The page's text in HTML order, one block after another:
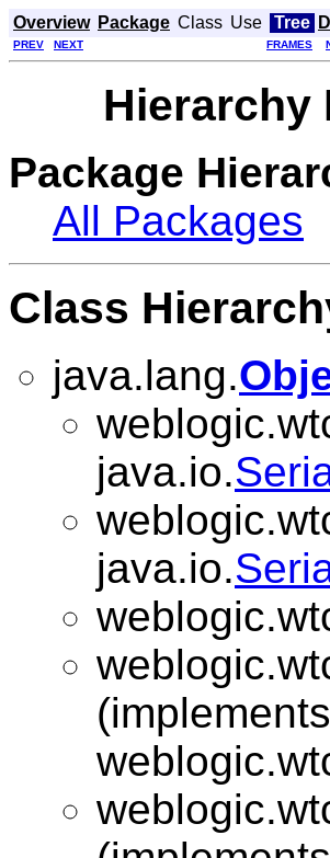
Overview Package Class Use Tree
PREV NEXT FRAMES
Hierarchy
Package
All Packages
Class
java.lang.
java.io.
java.io.
(implements